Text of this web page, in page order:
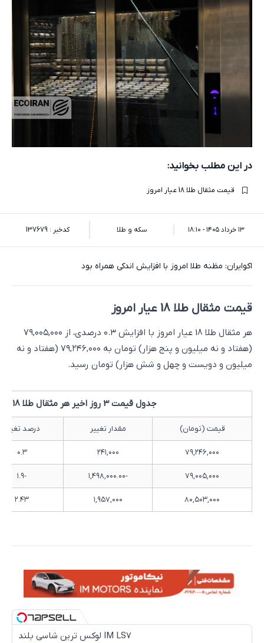
در این مطلب بخوانید:
قیمت مثقال طلا 18 عیار امروز
۱۳ خرداد ۱۴۰۵ - ۱۸:۱۰ سکه و طلا کدخبر : 137679
اکوایران: مظنه طلا امروز با افزایش اندکی همراه بود
قیمت مثقال طلا 18 عیار امروز
هر مثقال طلا 18 عیار امروز با افزایش ۰.۳ درصدی، از ۷۹,۰۰۵,۰۰۰
(هفتاد و نه میلیون و پنج هزار) تومان به ۷۹,۲۴۶,۰۰۰ (هفتاد و نه
میلیون و دویست و چهل و شش هزار) تومان رسید.
جدول قیمت 3 روز اخیر هر مثقال طلا 18 عیار
قیمت (تومان) مقدار تغییر درصد تغییر
۷۹,۲۴۶,۰۰۰ ۲۴۱,۰۰۰ ۰.۳
۷۹,۰۰۵,۰۰۰ -۱,۴۹۸,۰۰۰.۰۰ -۱.۹
۸۰,۵۰۳,۰۰۰ ۱,۹۵۷,۰۰۰ ۲.۴۳
IM LS7 لوکس ترین شاسی بلند